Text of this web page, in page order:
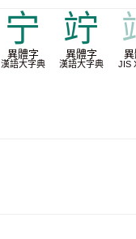
宁
異體字
漢語大字典
竚
異體字
漢語大字典
異
JIS